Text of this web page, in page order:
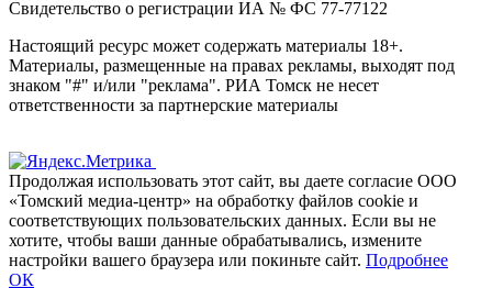
Свидетельство о регистрации ИА № ФС 77-77122
Настоящий ресурс может содержать материалы 18+.
Материалы, размещенные на правах рекламы, выходят под
знаком "#" и/или "реклама". РИА Томск не несет
ответственности за партнерские материалы
Продолжая использовать этот сайт, вы даете согласие ООО
«Томский медиа-центр» на обработку файлов cookie и
соответствующих пользовательских данных. Если вы не
хотите, чтобы ваши данные обрабатывались, измените
настройки вашего браузера или покиньте сайт. Подробнее
ОК